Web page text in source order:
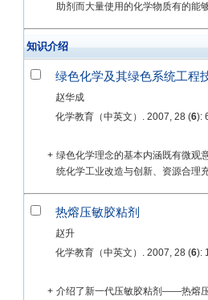
助剂而大量使用的化学物质有的能
知识介绍
绿色化学及其绿色系统工程
赵华成
化学教育（中英文）. 2007, 28 (6):
+ 绿色化学理念的基本内涵既有微观
统化学工业改造与创新、资源合理
热熔压敏胶粘剂
赵升
化学教育（中英文）. 2007, 28 (6):
+ 介绍了新一代压敏胶粘剂——热熔